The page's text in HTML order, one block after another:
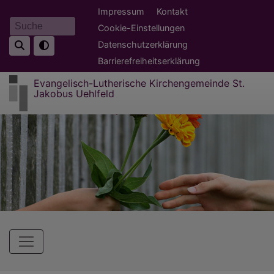
zum
Inhalt
Suche
Fußbereichsmenü
Impressum
Kontakt
Cookie-Einstellungen
Datenschutzerklärung
Barrierefreiheitserklärung
Evangelisch-Lutherische Kirchengemeinde St.
Jakobus Uehlfeld
Hauptnavigation